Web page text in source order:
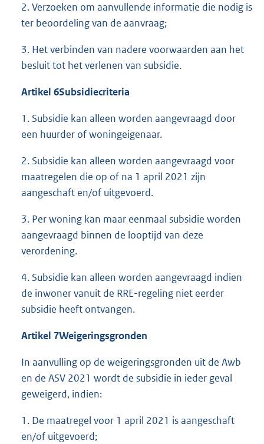
2. Verzoeken om aanvullende informatie die nodig is
ter beoordeling van de aanvraag;
3. Het verbinden van nadere voorwaarden aan het
besluit tot het verlenen van subsidie.
Artikel 6Subsidiecriteria
1. Subsidie kan alleen worden aangevraagd door
een huurder of woningeigenaar.
2. Subsidie kan alleen worden aangevraagd voor
maatregelen die op of na 1 april 2021 zijn
aangeschaft en/of uitgevoerd.
3. Per woning kan maar eenmaal subsidie worden
aangevraagd binnen de looptijd van deze
verordening.
4. Subsidie kan alleen worden aangevraagd indien
de inwoner vanuit de RRE-regeling niet eerder
subsidie heeft ontvangen.
Artikel 7Weigeringsgronden
In aanvulling op de weigeringsgronden uit de Awb
en de ASV 2021 wordt de subsidie in ieder geval
geweigerd, indien:
1. De maatregel voor 1 april 2021 is aangeschaft
en/of uitgevoerd;